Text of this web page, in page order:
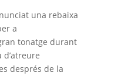
una rebaixa
a
tonatge durant
d’atreure
després de la